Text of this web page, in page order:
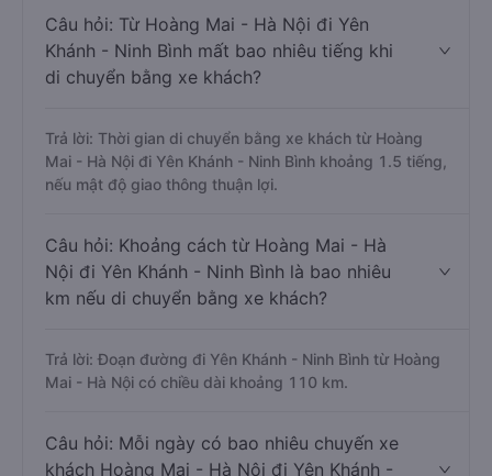
Câu hỏi: Từ Hoàng Mai - Hà Nội đi Yên
Khánh - Ninh Bình mất bao nhiêu tiếng khi
di chuyển bằng xe khách?
Trả lời: Thời gian di chuyển bằng xe khách từ Hoàng
Mai - Hà Nội đi Yên Khánh - Ninh Bình khoảng 1.5 tiếng,
nếu mật độ giao thông thuận lợi.
Câu hỏi: Khoảng cách từ Hoàng Mai - Hà
Nội đi Yên Khánh - Ninh Bình là bao nhiêu
km nếu di chuyển bằng xe khách?
Trả lời: Đoạn đường đi Yên Khánh - Ninh Bình từ Hoàng
Mai - Hà Nội có chiều dài khoảng 110 km.
Câu hỏi: Mỗi ngày có bao nhiêu chuyến xe
khách Hoàng Mai - Hà Nội đi Yên Khánh -